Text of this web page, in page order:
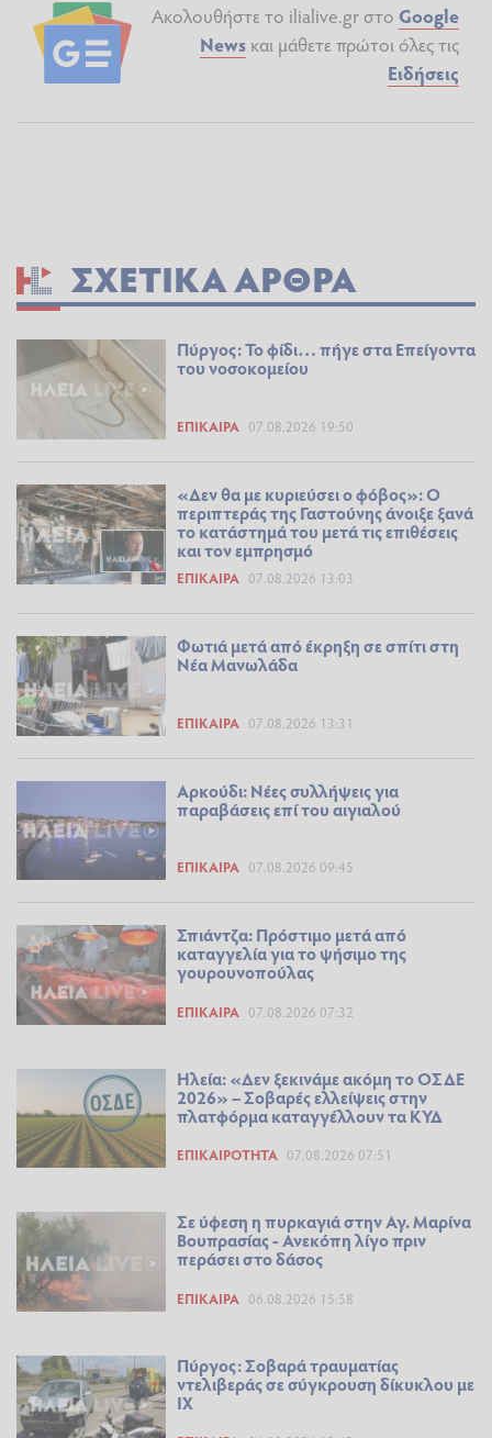
Ακολουθήστε το ilialive.gr στο Google
News και μάθετε πρώτοι όλες τις
Ειδήσεις
ΣΧΕΤΙΚΆ ΆΡΘΡΑ
Πύργος: Το φίδι… πήγε στα Επείγοντα
του νοσοκομείου
ΕΠΊΚΑΙΡΑ 07.08.2026 19:50
«Δεν θα με κυριεύσει ο φόβος»: Ο
περιπτεράς της Γαστούνης άνοιξε ξανά
το κατάστημά του μετά τις επιθέσεις
και τον εμπρησμό
ΕΠΊΚΑΙΡΑ 07.08.2026 13:03
Φωτιά μετά από έκρηξη σε σπίτι στη
Νέα Μανωλάδα
ΕΠΊΚΑΙΡΑ 07.08.2026 13:31
Αρκούδι: Νέες συλλήψεις για
παραβάσεις επί του αιγιαλού
ΕΠΊΚΑΙΡΑ 07.08.2026 09:45
Σπιάντζα: Πρόστιμο μετά από
καταγγελία για το ψήσιμο της
γουρουνοπούλας
ΕΠΊΚΑΙΡΑ 07.08.2026 07:32
Ηλεία: «Δεν ξεκινάμε ακόμη το ΟΣΔΕ
2026» – Σοβαρές ελλείψεις στην
πλατφόρμα καταγγέλλουν τα ΚΥΔ
ΕΠΙΚΑΙΡΌΤΗΤΑ 07.08.2026 07:51
Σε ύφεση η πυρκαγιά στην Αγ. Μαρίνα
Βουπρασίας - Ανεκόπη λίγο πριν
περάσει στο δάσος
ΕΠΊΚΑΙΡΑ 06.08.2026 15:58
Πύργος: Σοβαρά τραυματίας
ντελιβεράς σε σύγκρουση δίκυκλου με
ΙΧ